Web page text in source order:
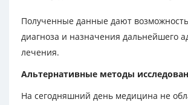
Полученные данные дают
диагноза и назначения дальнейшего
лечения.
Альтернативные методы
На сегодняшний день медицина не